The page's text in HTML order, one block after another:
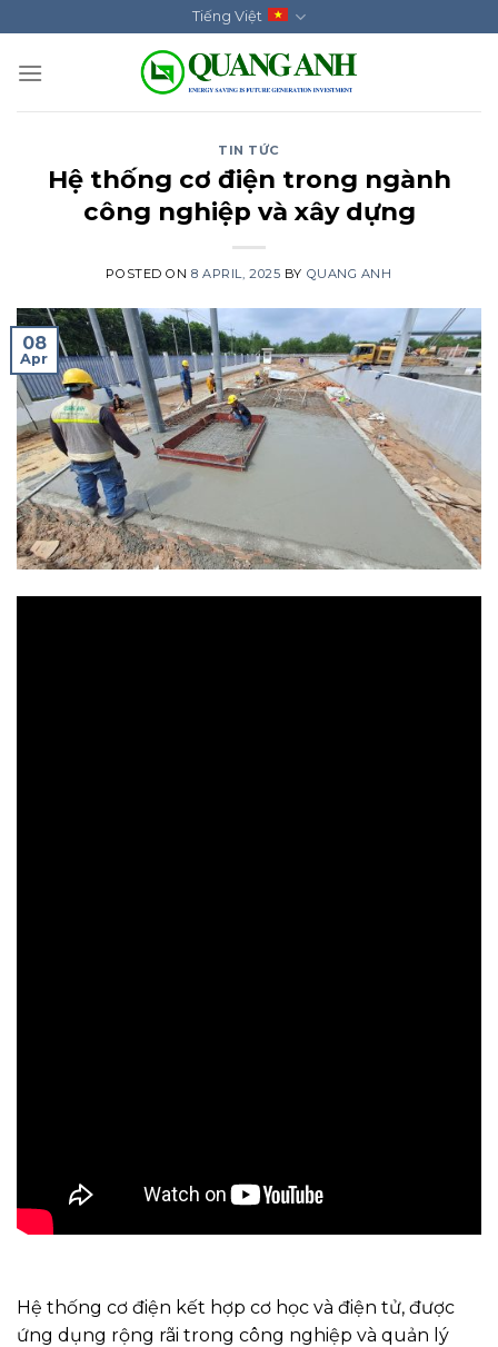
to
content
Tiếng Việt
TIN TỨC
Hệ thống cơ điện trong ngành
công nghiệp và xây dựng
POSTED ON8 APRIL, 2025 BY QUANG ANH
08
Apr
Hệ thống cơ điện kết hợp cơ học và điện tử, được
ứng dụng rộng rãi trong công nghiệp và quản lý